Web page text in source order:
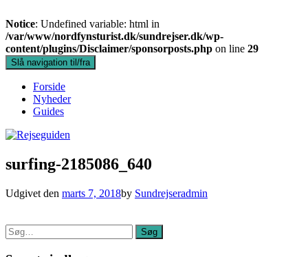
Notice: Undefined variable: html in
/var/www/nordfynsturist.dk/sundrejser.dk/wp-
content/plugins/Disclaimer/sponsorposts.php on line 29
Slå navigation til/fra
Forside
Nyheder
Guides
surfing-2185086_640
Udgivet den marts 7, 2018by Sundrejseradmin
Søg
efter:
Søg